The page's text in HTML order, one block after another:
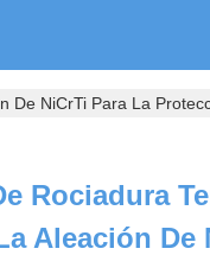
De NiCrTi Para La
Rociadura
Aleación De